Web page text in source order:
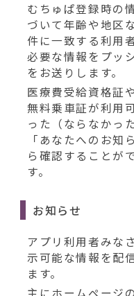
むちゅぱ登録時の
づいて年齢や地区
件に一致する利用
必要な情報をプッ
をお送りします。
医療費受給資格証
無料乗車証が利用
った（ならなかっ
「あなたへのお知
ら確認することが
す。
お知らせ
アプリ利用者みな
示可能な情報を配
ます。